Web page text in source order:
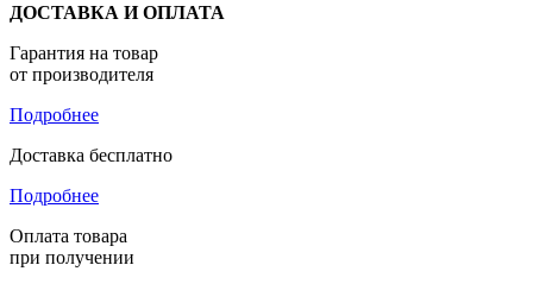
ДОСТАВКА И ОПЛАТА
Гарантия на товар
от производителя
Подробнее
Доставка бесплатно
Подробнее
Оплата товара
при получении